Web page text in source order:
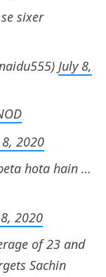
sixer
July 8,
8, 2020
hota hain …
2020
of 23 and
Sachin